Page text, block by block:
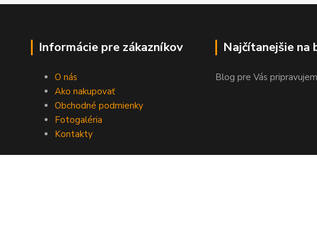
Informácie pre zákazníkov
O nás
Ako nakupovať
Obchodné podmienky
Fotogaléria
Kontakty
Najčítanejšie na
Blog pre Vás